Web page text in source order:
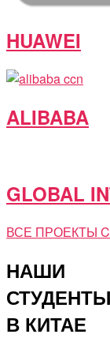
HUAWEI
ALIBABA
GLOBAL
ВСЕ ПРОЕКТЫ
НАШИ
СТУДЕНТЫ
В КИТАЕ